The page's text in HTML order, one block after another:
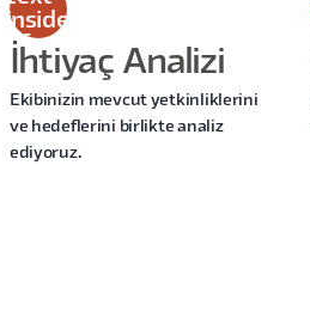
inside
of a
div
block.
İhtiyaç Analizi
Ekibinizin mevcut yetkinliklerini
ve hedeflerini birlikte analiz
ediyoruz.